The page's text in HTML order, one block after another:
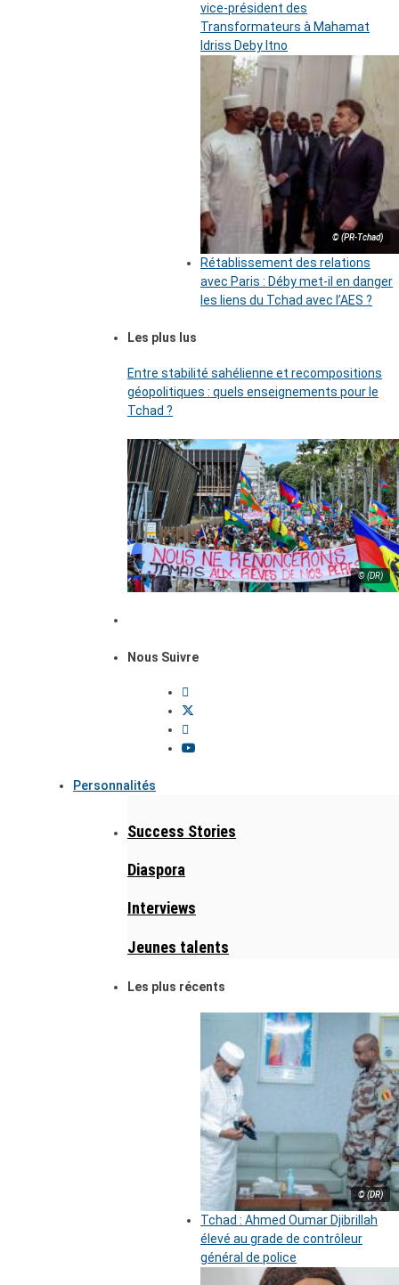
vice-président des
Transformateurs à Mahamat
Idriss Deby Itno
© (PR-Tchad)
Rétablissement des relations
avec Paris : Déby met-il en danger
les liens du Tchad avec l’AES ?
Les plus lus
Entre stabilité sahélienne et recompositions
géopolitiques : quels enseignements pour le
Tchad ?
© (DR)
Nous Suivre
Personnalités
Success Stories
Diaspora
Interviews
Jeunes talents
Les plus récents
© (DR)
Tchad : Ahmed Oumar Djibrillah
élevé au grade de contrôleur
général de police